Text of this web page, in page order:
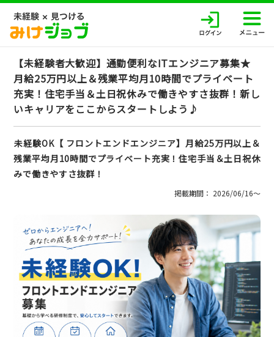
【未経験者大歓迎】通勤便利なITエンジニア募集★
月給25万円以上＆残業平均月10時間でプライベート
充実！住宅手当＆土日祝休みで働きやすさ抜群！新し
いキャリアをここからスタートしよう♪
未経験OK【 フロントエンドエンジニア】月給25万円以上＆
残業平均月10時間でプライベート充実！住宅手当＆土日祝休
みで働きやすさ抜群！
掲載期間： 2026/06/16〜